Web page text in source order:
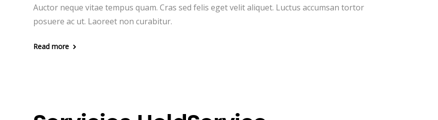
Auctor neque vitae tempus quam. Cras sed felis eget velit aliquet. Luctus accumsan tortor
posuere ac ut. Laoreet non curabitur.
Read more